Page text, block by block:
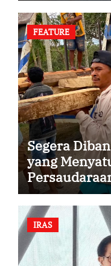
FEATURE
Segera
yang
IRAS